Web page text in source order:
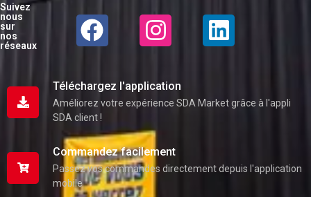
Téléchargez l'application
Améliorez votre expérience SDA Market grâce à l'appli
SDA client !
Commandez facilement
Passez vos commandes directement depuis l'application
mobile
Suivez
nous
sur
nos
réseaux